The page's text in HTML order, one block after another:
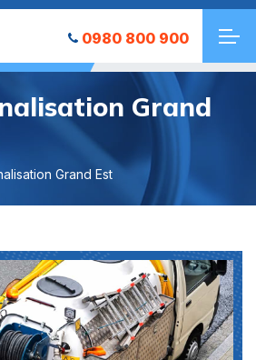
0980 800 900
Grand
Grand Est